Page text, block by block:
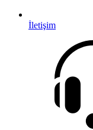
İletişim